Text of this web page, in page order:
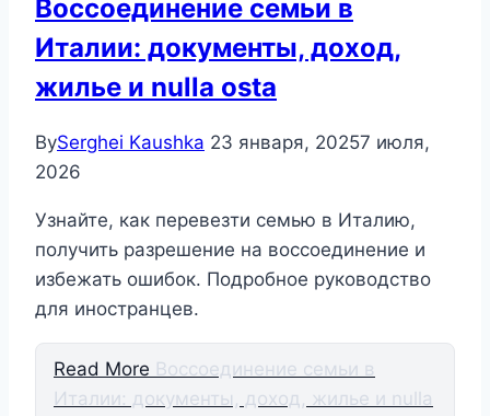
Воссоединение семьи в
Италии: документы, доход,
жилье и nulla osta
BySerghei Kaushka 23 января, 20257 июля,
2026
Узнайте, как перевезти семью в Италию,
получить разрешение на воссоединение и
избежать ошибок. Подробное руководство
для иностранцев.
Read More Воссоединение семьи в
Италии: документы, доход, жилье и nulla